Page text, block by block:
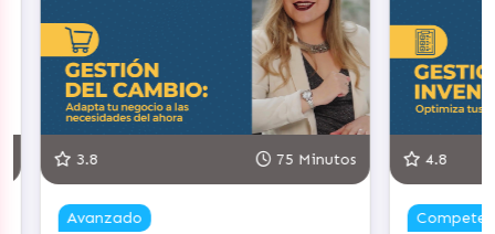
Minutos 90 Minutos
Competente